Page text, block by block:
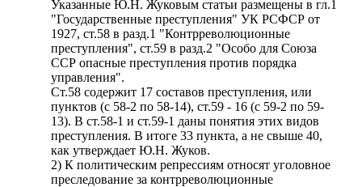
Указанные Ю.Н. Жуковым статьи размещены в гл.1
"Государственные преступления" УК РСФСР от
1927, ст.58 в разд.1 "Контрреволюционные
преступления", ст.59 в разд.2 "Особо для Союза
ССР опасные преступления против порядка
управления".
Ст.58 содержит 17 составов преступления, или
пунктов (с 58-2 по 58-14), ст.59 - 16 (с 59-2 по 59-
13). В ст.58-1 и ст.59-1 даны понятия этих видов
преступления. В итоге 33 пункта, а не свыше 40,
как утверждает Ю.Н. Жуков.
2) К политическим репрессиям относят уголовное
преследование за контрреволюционные